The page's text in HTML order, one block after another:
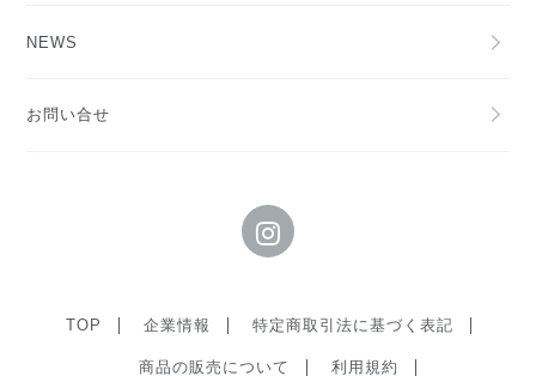
NEWS
お問い合せ
TOP 企業情報 特定商取引法に基づく表記
商品の販売について 利用規約